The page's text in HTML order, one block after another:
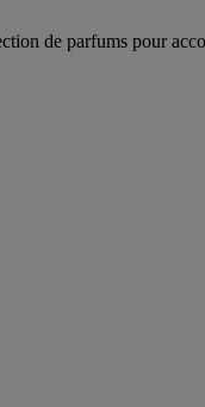
de parfums pour